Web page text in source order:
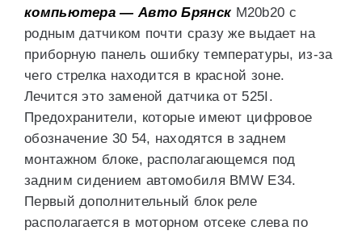
компьютера — Авто Брянск M20b20 с
родным датчиком почти сразу же выдает на
приборную панель ошибку температуры, из-за
чего стрелка находится в красной зоне.
Лечится это заменой датчика от 525I.
Предохранители, которые имеют цифровое
обозначение 30 54, находятся в заднем
монтажном блоке, располагающемся под
задним сидением автомобиля BMW E34.
Первый дополнительный блок реле
располагается в моторном отсеке слева по